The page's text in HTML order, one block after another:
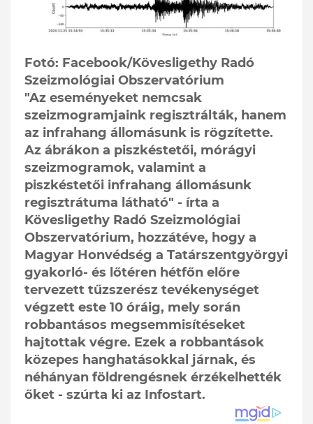
Fotó: Facebook/Kövesligethy Radó
Szeizmológiai Obszervatórium
"Az eseményeket nemcsak
szeizmogramjaink regisztrálták, hanem
az infrahang állomásunk is rögzítette.
Az ábrákon a piszkéstetői, mórágyi
szeizmogramok, valamint a
piszkéstetői infrahang állomásunk
regisztrátuma látható" - írta a
Kövesligethy Radó Szeizmológiai
Obszervatórium, hozzátéve, hogy a
Magyar Honvédség a Tatárszentgyörgyi
gyakorló- és lőtéren hétfőn előre
tervezett tűzszerész tevékenységet
végzett este 10 óráig, mely során
robbantásos megsemmisítéseket
hajtottak végre. Ezek a robbantások
közepes hanghatásokkal járnak, és
néhányan földrengésnek érzékelhették
őket - szúrta ki az Infostart.